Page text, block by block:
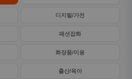
디지털/가전
패션잡화
화장품/미용
출산/육아